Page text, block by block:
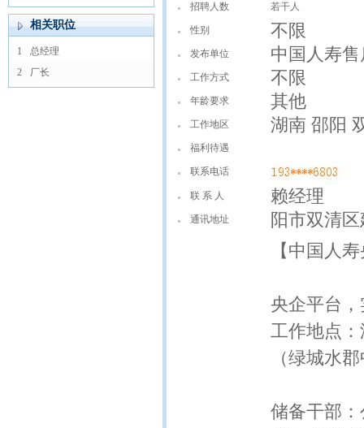
相关职位
1
总经理
2
厂长
招聘人数 若干人
性别 不限
发布单位 中国人寿
工作方式 不限
年龄要求 其他
工作地区 湖南 邵阳
福利待遇
联系电话
联 系 人 赖经理
通讯地址 阳市双清
【中国人
央企平台
工作地点
（绿城水
储备干部：